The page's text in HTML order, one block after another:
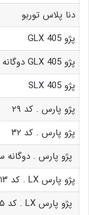
دنا پلاس توربو
پژو GLX 405
پژو GLX 405 دوگانه سوز
پژو SLX 405
پژو پارس . کد ۲۹
پژو پارس . کد ۳۲
پژو پارس . دوگانه
پژو پارس LX . کد ۱۳
پژو پارس LX . کد ۱۵